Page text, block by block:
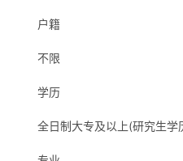
户籍
不限
学历
全日制大专及以上(研究生学